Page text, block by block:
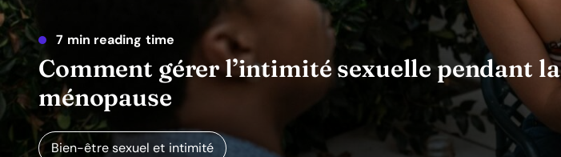
7 min reading time
Comment gérer l’intimité sexuelle pendant la
ménopause
Bien-être sexuel et intimité